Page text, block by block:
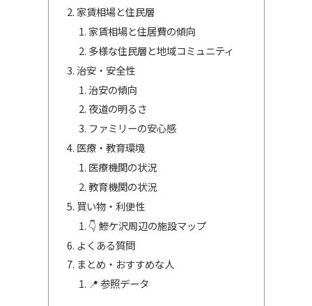
家賃相場と住民層
家賃相場と住居費の傾向
多様な住民層と地域コミュニティ
治安・安全性
治安の傾向
夜道の明るさ
ファミリーの安心感
医療・教育環境
医療機関の状況
教育機関の状況
買い物・利便性
👇 鰺ケ沢周辺の施設マップ
よくある質問
まとめ・おすすめな人
📍 参照データ